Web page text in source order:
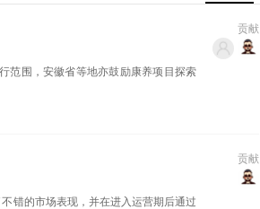
范围，安徽省等地亦鼓励康养项目探索
贡献
错的市场表现，并在进入运营期后通过
贡献